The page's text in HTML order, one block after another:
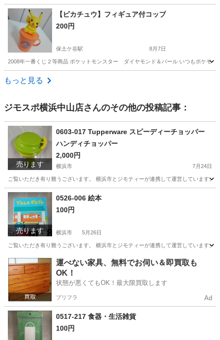
神奈川 川崎市 小田栄駅
【ピカチュウ】フィギュア付コップ
200円
保土ケ谷駅 8月7日
2008年一番くじ２等商品 ポケットモンスター ダイヤモンド＆パール いつもポケモ
神奈川 横浜市
もっと見る
ジモスポ横浜中山店さんのその他の投稿記事：
売ります
0603-017 Tupperware スピーディーチョッパー
ハンディチョッパー
2,000円
横浜市 7月24日
ご覧いただき有り難うございます。 横浜市とジモティーが連携して運営していま
神奈川 横浜市 調理器具
売ります
0526-006 絵本
100円
横浜市 5月26日
ご覧いただき有り難うございます。 横浜市とジモティーが連携して運営していま
神奈川 横浜市 絵本 リユース
運べない家具、無料でお伺い＆即買取も
OK！
状態が悪くてもOK！最大限買取します
プリフラ Ad
0517-217 食器・生活雑貨
100円